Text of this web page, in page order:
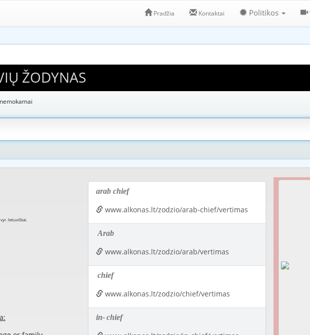
Pradžia Kontaktai Politikos
ŽODYNAS
arab chief
www.alkonas.lt/zodzio/arab-chief/vertimas
Arab
www.alkonas.lt/zodzio/arab/vertimas
chief
www.alkonas.lt/zodzio/chief/vertimas
in-chief